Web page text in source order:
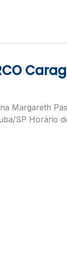
Margareth
SP Horário